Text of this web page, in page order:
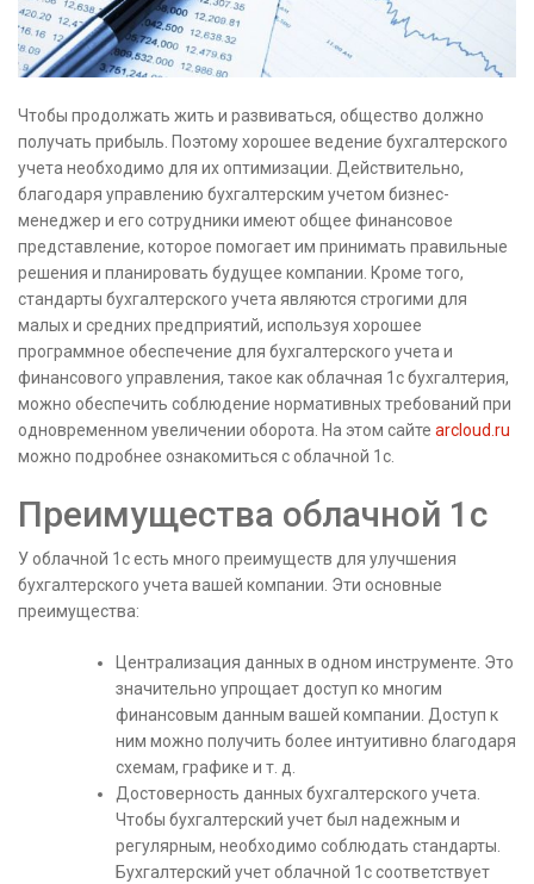
Чтобы продолжать жить и развиваться, общество должно
получать прибыль. Поэтому хорошее ведение бухгалтерского
учета необходимо для их оптимизации. Действительно,
благодаря управлению бухгалтерским учетом бизнес-
менеджер и его сотрудники имеют общее финансовое
представление, которое помогает им принимать правильные
решения и планировать будущее компании. Кроме того,
стандарты бухгалтерского учета являются строгими для
малых и средних предприятий, используя хорошее
программное обеспечение для бухгалтерского учета и
финансового управления, такое как облачная 1с бухгалтерия,
можно обеспечить соблюдение нормативных требований при
одновременном увеличении оборота. На этом сайте arcloud.ru
можно подробнее ознакомиться с облачной 1с.
Преимущества облачной 1с
У облачной 1с есть много преимуществ для улучшения
бухгалтерского учета вашей компании. Эти основные
преимущества:
Централизация данных в одном инструменте. Это
значительно упрощает доступ ко многим
финансовым данным вашей компании. Доступ к
ним можно получить более интуитивно благодаря
схемам, графике и т. д.
Достоверность данных бухгалтерского учета.
Чтобы бухгалтерский учет был надежным и
регулярным, необходимо соблюдать стандарты.
Бухгалтерский учет облачной 1с соответствует